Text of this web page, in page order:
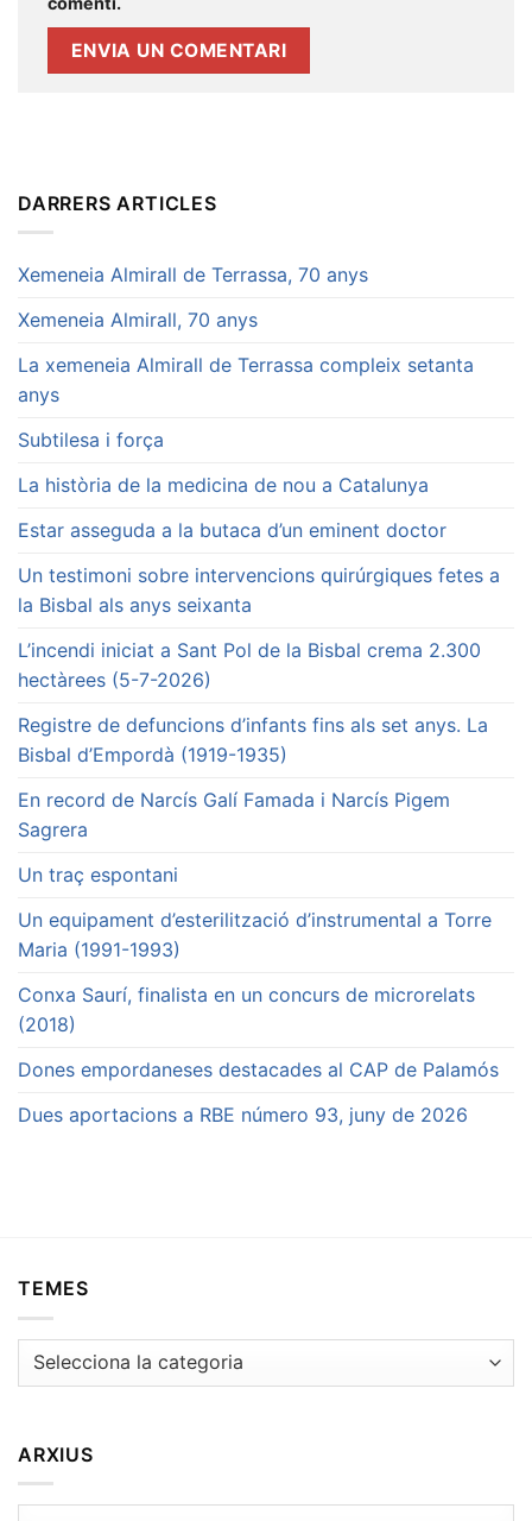
DARRERS ARTICLES
Xemeneia Almirall de Terrassa, 70 anys
Xemeneia Almirall, 70 anys
La xemeneia Almirall de Terrassa compleix setanta
anys
Subtilesa i força
La història de la medicina de nou a Catalunya
Estar asseguda a la butaca d’un eminent doctor
Un testimoni sobre intervencions quirúrgiques fetes a
la Bisbal als anys seixanta
L’incendi iniciat a Sant Pol de la Bisbal crema 2.300
hectàrees (5-7-2026)
Registre de defuncions d’infants fins als set anys. La
Bisbal d’Empordà (1919-1935)
En record de Narcís Galí Famada i Narcís Pigem
Sagrera
Un traç espontani
Un equipament d’esterilització d’instrumental a Torre
Maria (1991-1993)
Conxa Saurí, finalista en un concurs de microrelats
(2018)
Dones empordaneses destacades al CAP de Palamós
Dues aportacions a RBE número 93, juny de 2026
TEMES
Temes
ARXIUS